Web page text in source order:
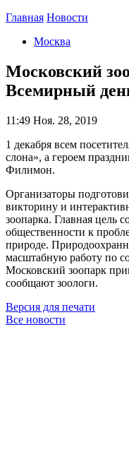
Главная Новости
Москва
Московский
Всемирный
11:49 Ноя. 28, 2019
1 декабря всем
слона», а героем
Филимон.
Организаторы
викторину и
зоопарка. Главная цель
общественности к
природе.
масштабную работу по
Московский зоопарк
сообщают зоологи.
Версия для печати
Все новости